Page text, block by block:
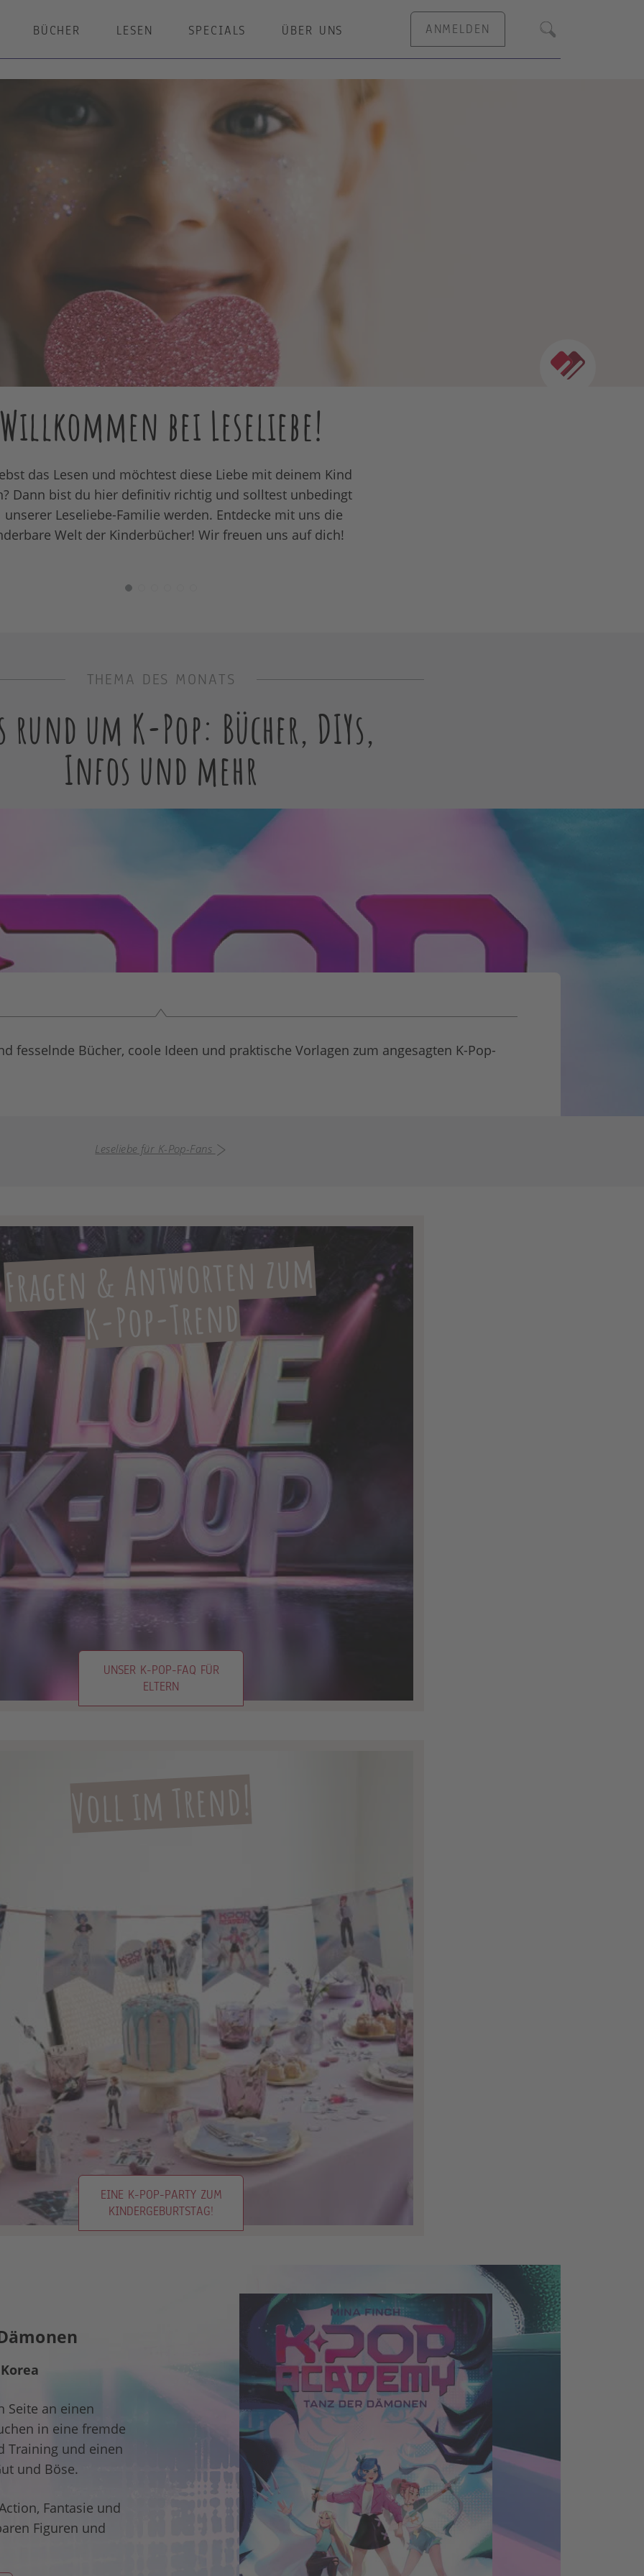
BÜCHER LESEN SPECIALS ÜBER UNS ANMELDEN Suche
Willkommen bei Leseliebe!
das Lesen und möchtest diese Liebe mit deinem Kind
Dann bist du hier definitiv richtig und solltest unbedingt
unserer Leseliebe-Familie werden. Entdecke mit uns die
Welt der Kinderbücher! Wir freuen uns auf dich!
THEMA DES MONATS
rund um K-Pop: Bücher, DIYs,
Infos und mehr
fesselnde Bücher, coole Ideen und praktische Vorlagen zum angesagten K-Pop-
Leseliebe für K-Pop-Fans
Fragen & Antworten zum
K-Pop-Trend
UNSER K-POP-FAQ FÜR
ELTERN
Voll im Trend!
EINE K-POP-PARTY ZUM
KINDERGEBURTSTAG!
Seite an einen
in eine fremde
Training und einen
und Böse.
Fantasie und
Figuren und